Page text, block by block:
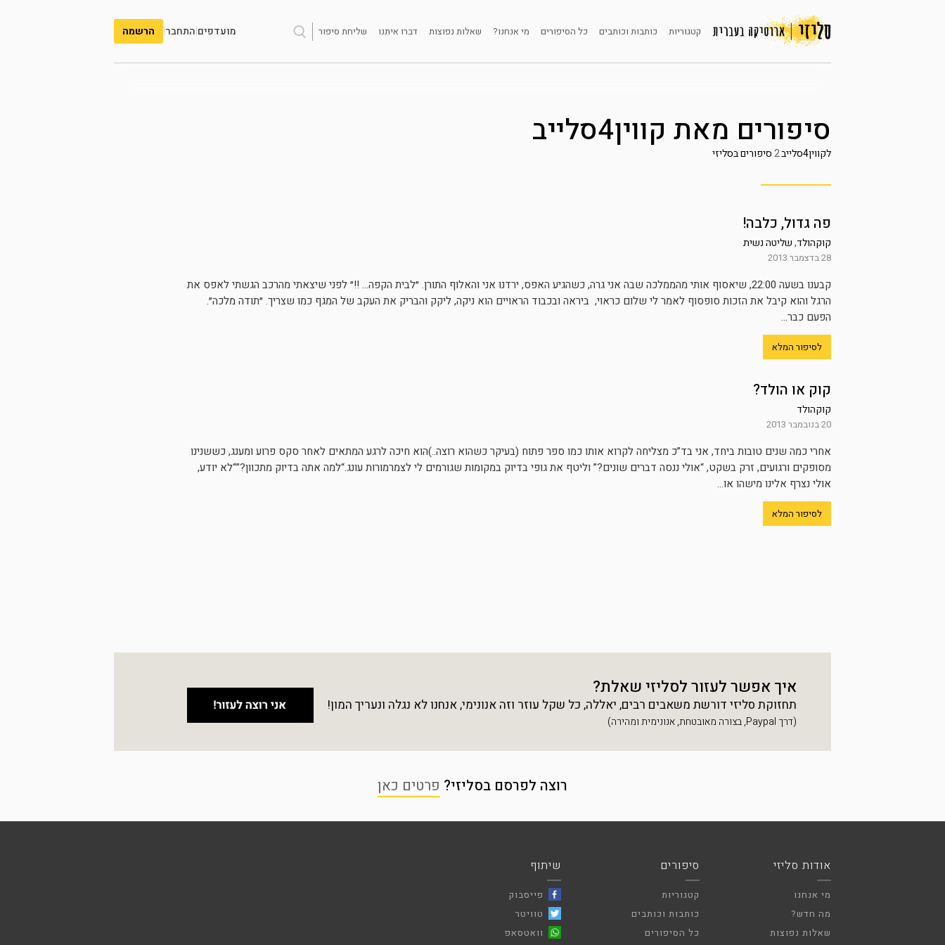
קטגוריות כותבות וכותבים כל הסיפורים מי אנחנו? שאלות נפוצות דברו איתנו שליחת סיפור מועדפים|התחבר| הרשמה
סיפורים מאת קווין4סלייב
לקווין4סלייב 2סיפורים בסליזי
פה גדול, כלבה!
קוקהולד,שליטה נשית
28 בדצמבר 2013
קבענו בשעה 22:00, שיאסוף אותי מהממלכה שבה אני גרה, כשהגיע האפס, ירדנו אני והאלוף התורן. ״לבית הקפה… !!״ לפני שיצאתי מהרכב הגשתי לאפס את
הרגל והוא קיבל את הזכות סופסוף לאמר לי שלום כראוי, ביראה ובכבוד הראויים הוא ניקה, ליקק והבריק את העקב של המגף כמו שצריך. ״תודה מלכה״.
הפעם כבר...
לסיפור המלא
קוק או הולד?
קוקהולד
20 בנובמבר 2013
אחרי כמה שנים טובות ביחד, אני בד”כ מצליחה לקרוא אותו כמו ספר פתוח (בעיקר כשהוא רוצה..)הוא חיכה לרגע המתאים לאחר סקס פרוע ומענג, כששנינו
מסופקים ורגועים, זרק בשקט, “אולי ננסה דברים שונים?” וליטף את גופי בדיוק במקומות שגורמים לי לצמרמורות עונג.“למה אתה בדיוק מתכוון?”“לא יודע,
אולי נצרף אלינו מישהו או...
לסיפור המלא
איך אפשר לעזור לסליזי שאלת?
תחזוקת סליזי דורשת משאבים רבים, יאללה, כל שקל עוזר וזה אנונימי, אנחנו לא נגלה ונעריך המון!
(דרך Paypal, בצורה מאובטחת, אנונימית ומהירה)
רוצה לפרסם בסליזי? פרטים כאן
אודות סליזי
מי אנחנו
מה חדש?
שאלות נפוצות
סיפורים
קטגוריות
כותבות וכותבים
כל הסיפורים
שיתוף
פייסבוק
טוויטר
וואטסאפ